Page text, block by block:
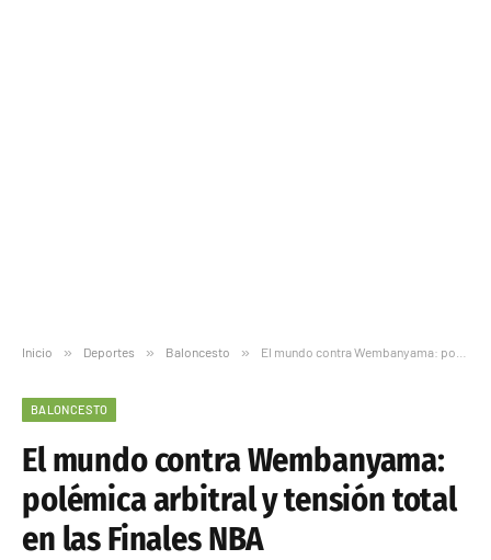
Inicio » Deportes » Baloncesto » El mundo contra Wembanyama: polémica arbitral y tensión total en las Finales NBA
BALONCESTO
El mundo contra Wembanyama:
polémica arbitral y tensión total
en las Finales NBA